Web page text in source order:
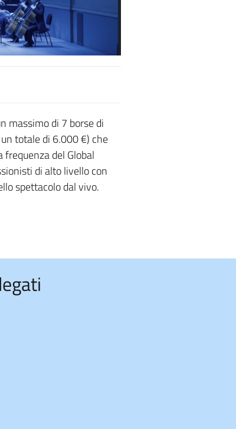
massimo di 7 borse di
totale di 6.000 €) che
del Global
di alto livello con
spettacolo dal vivo.